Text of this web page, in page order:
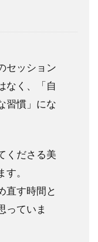
セッション
なく、「自
習慣」にな
くださる美
。
直す時間と
っていま